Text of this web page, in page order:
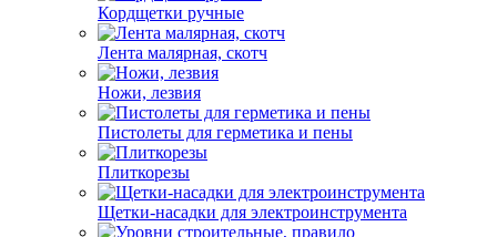
Кордщетки ручные
Лента малярная, скотч
Ножи, лезвия
Пистолеты для герметика и пены
Плиткорезы
Щетки-насадки для электроинструмента